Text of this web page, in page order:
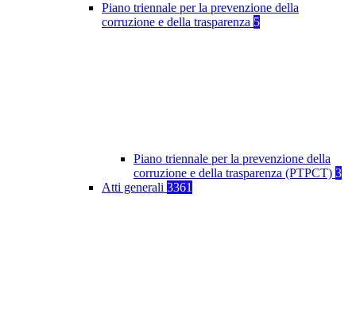
Piano triennale per la prevenzione della
corruzione e della trasparenza 5
Piano triennale per la prevenzione della
corruzione e della trasparenza (PTPCT) 3
Atti generali 3361